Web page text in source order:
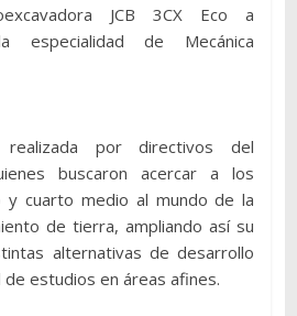
JCB 3CX Eco a
especialidad de Mecánica
por directivos del
buscaron acercar a los
y cuarto medio al mundo de la
de tierra, ampliando así su
alternativas de desarrollo
estudios en áreas afines.